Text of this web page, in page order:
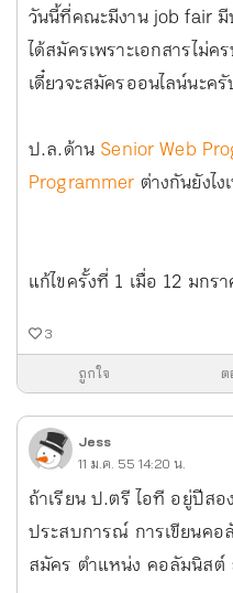
วันนี้ที่คณะมีงาน job fair มี
ได้สมัครเพราะเอกสารไม่ค
เดี๋ยวจะสมัครออนไลน์นะ
ป.ล.ด้าน Senior Web
Programmer ต่างกันยังไ
แก้ไขครั้งที่ 1 เมื่อ 12 มก
3
ถูกใจ ต
Jess
11 ม.ค. 55 14:20 น.
ถ้าเรียน ป.ตรี ไอที อยู่ปีส
ประสบการณ์ การเขียนคอ
สมัคร ตำแหน่ง คอลัมนิสต์